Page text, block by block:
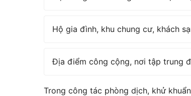
Hộ gia đình, khu chung cư, khách
Địa điểm công cộng, nơi tập trung
Trong công tác phòng dịch, khử